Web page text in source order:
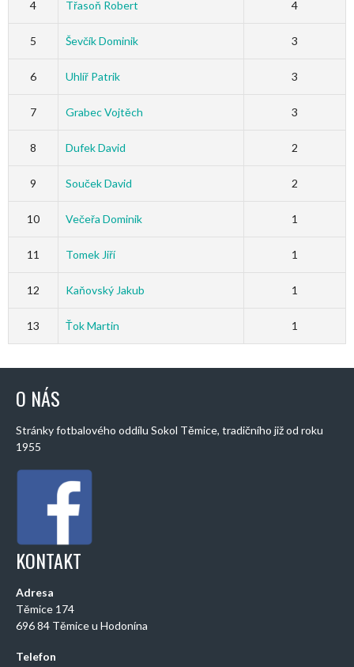
4 Třasoň Robert 4
5 Ševčík Dominik 3
6 Uhlíř Patrik 3
7 Grabec Vojtěch 3
8 Dufek David 2
9 Souček David 2
10 Večeřa Dominik 1
11 Tomek Jiří 1
12 Kaňovský Jakub 1
13 Ťok Martin 1
O NÁS
Stránky fotbalového oddílu Sokol Těmice, tradičního již od roku
1955
KONTAKT
Adresa
Těmice 174
696 84 Těmice u Hodonína
Telefon